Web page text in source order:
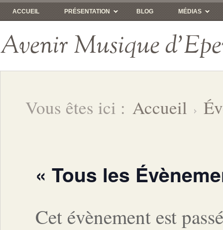
ACCUEIL PRÉSENTATION BLOG MÉDIAS
Avenir Musique
Vous êtes ici : Accueil
« Tous les
Cet évènement est